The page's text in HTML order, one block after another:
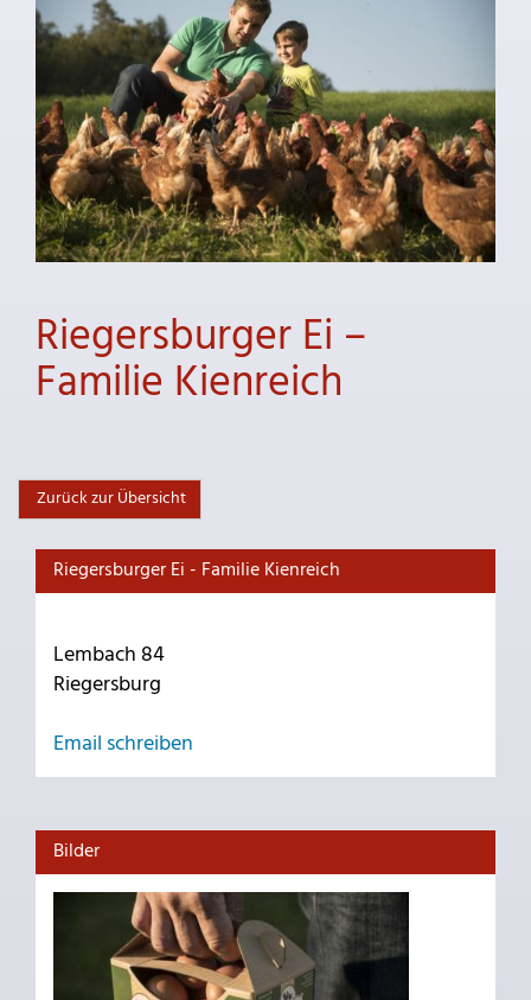
Riegersburger Ei –
Familie Kienreich
Zurück zur Übersicht
Riegersburger Ei - Familie Kienreich
Lembach 84
Riegersburg
Email schreiben
Bilder